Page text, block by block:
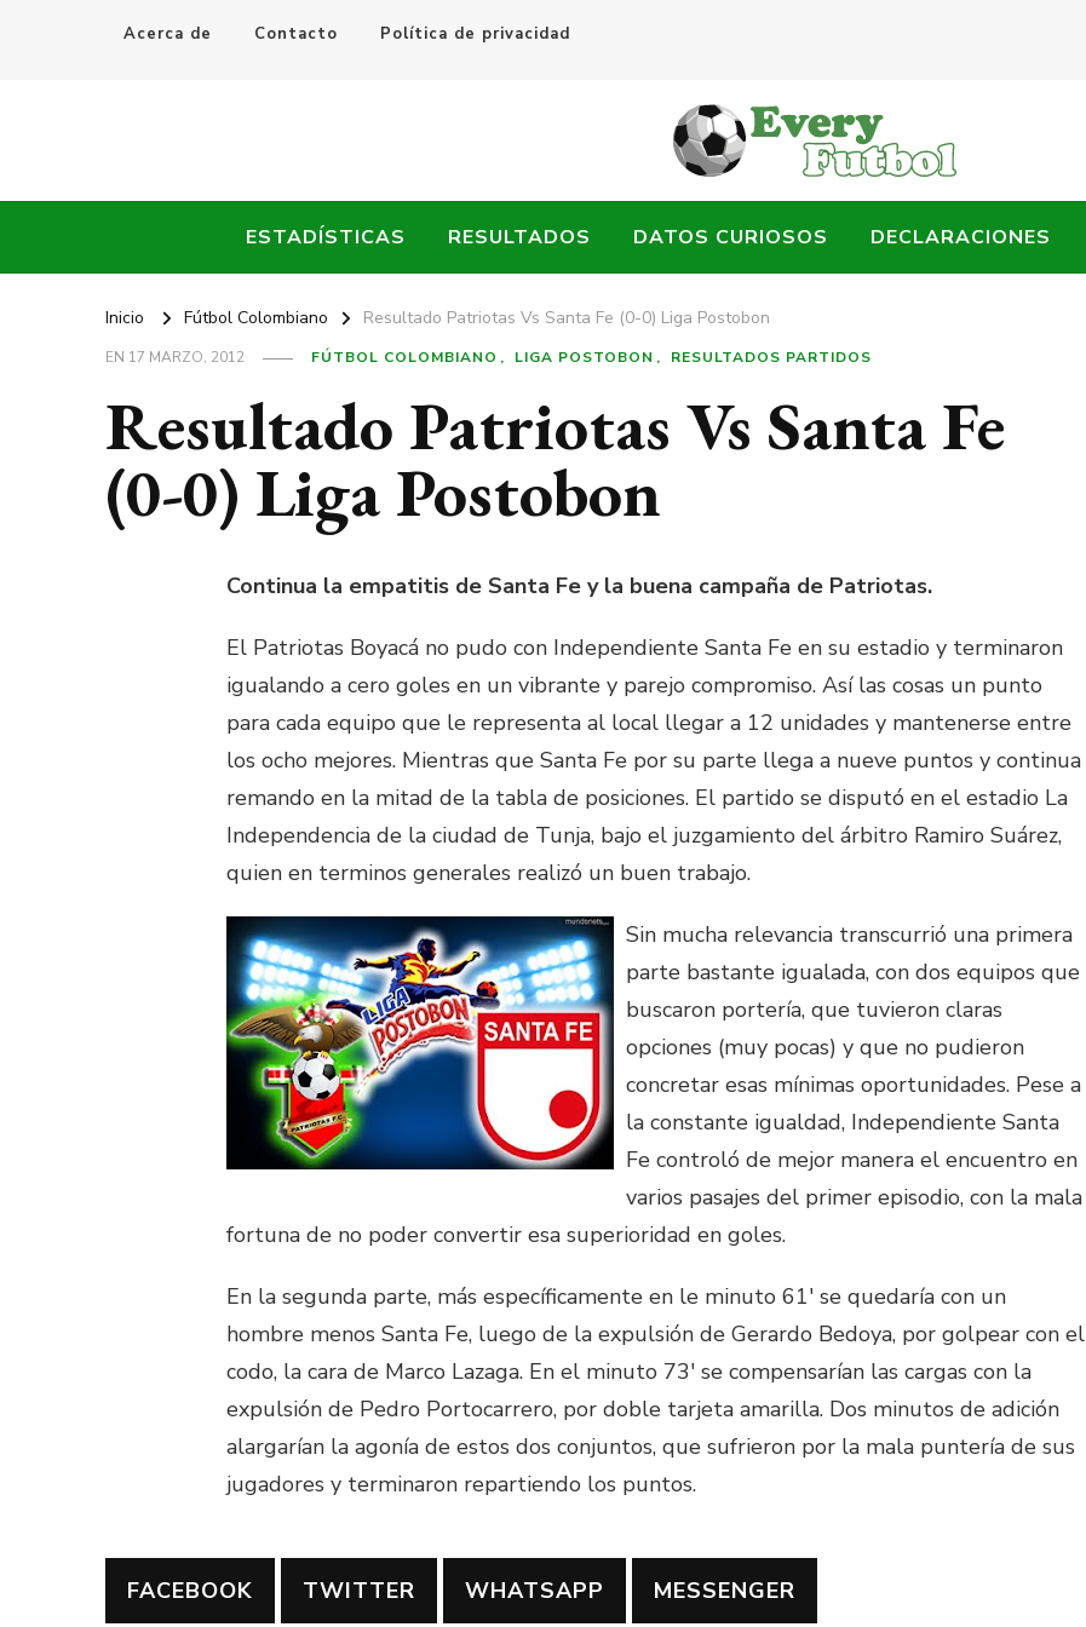
Acerca de Contacto Política de privacidad
Every Fútbol
ESTADÍSTICAS RESULTADOS DATOS CURIOSOS DECLARACIONES
Inicio Fútbol Colombiano Resultado Patriotas Vs Santa Fe (0-0) Liga Postobon
EN 17 MARZO, 2012 FÚTBOL COLOMBIANO LIGA POSTOBON RESULTADOS PARTIDOS
Resultado Patriotas Vs Santa Fe
(0-0) Liga Postobon
Continua la empatitis de Santa Fe y la buena campaña de Patriotas.
El Patriotas Boyacá no pudo con Independiente Santa Fe en su estadio y terminaron
igualando a cero goles en un vibrante y parejo compromiso. Así las cosas un punto
para cada equipo que le representa al local llegar a 12 unidades y mantenerse entre
los ocho mejores. Mientras que Santa Fe por su parte llega a nueve puntos y continua
remando en la mitad de la tabla de posiciones. El partido se disputó en el estadio La
Independencia de la ciudad de Tunja, bajo el juzgamiento del árbitro Ramiro Suárez,
quien en terminos generales realizó un buen trabajo.
Sin mucha relevancia transcurrió una primera
parte bastante igualada, con dos equipos que
buscaron portería, que tuvieron claras
opciones (muy pocas) y que no pudieron
concretar esas mínimas oportunidades. Pese a
la constante igualdad, Independiente Santa
Fe controló de mejor manera el encuentro en
varios pasajes del primer episodio, con la mala
fortuna de no poder convertir esa superioridad en goles.
En la segunda parte, más específicamente en le minuto 61′ se quedaría con un
hombre menos Santa Fe, luego de la expulsión de Gerardo Bedoya, por golpear con el
codo, la cara de Marco Lazaga. En el minuto 73′ se compensarían las cargas con la
expulsión de Pedro Portocarrero, por doble tarjeta amarilla. Dos minutos de adición
alargarían la agonía de estos dos conjuntos, que sufrieron por la mala puntería de sus
jugadores y terminaron repartiendo los puntos.
FACEBOOK TWITTER WHATSAPP MESSENGER